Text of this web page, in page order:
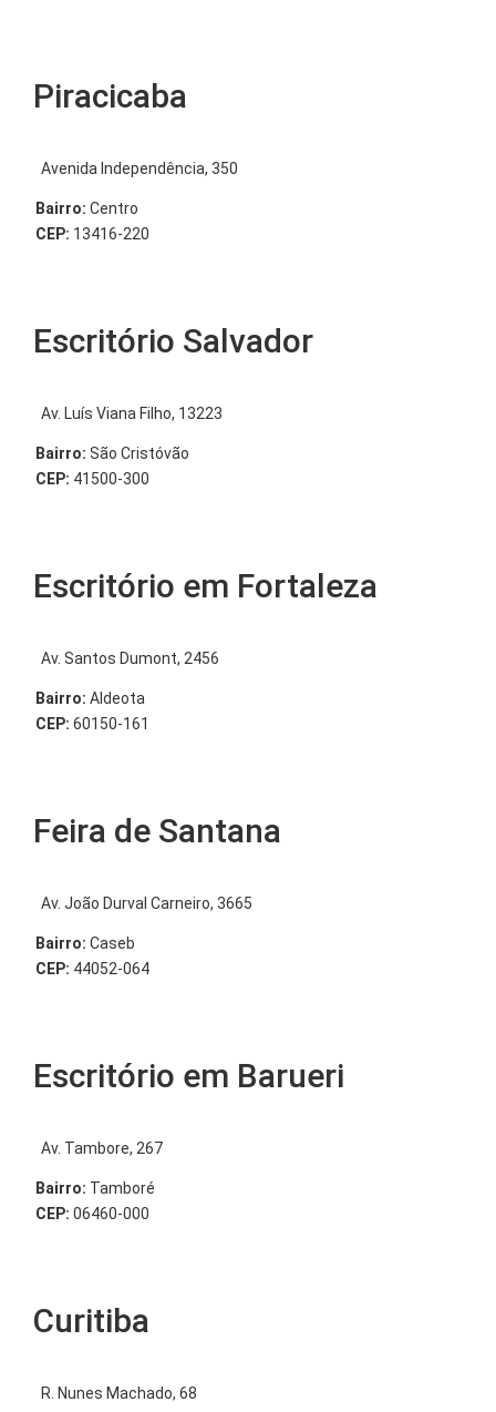
Piracicaba
Avenida Independência, 350
Bairro: Centro
CEP: 13416-220
Escritório Salvador
Av. Luís Viana Filho, 13223
Bairro: São Cristóvão
CEP: 41500-300
Escritório em Fortaleza
Av. Santos Dumont, 2456
Bairro: Aldeota
CEP: 60150-161
Feira de Santana
Av. João Durval Carneiro, 3665
Bairro: Caseb
CEP: 44052-064
Escritório em Barueri
Av. Tambore, 267
Bairro: Tamboré
CEP: 06460-000
Curitiba
R. Nunes Machado, 68